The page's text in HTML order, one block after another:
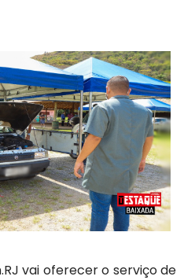
vai oferecer o serviço de